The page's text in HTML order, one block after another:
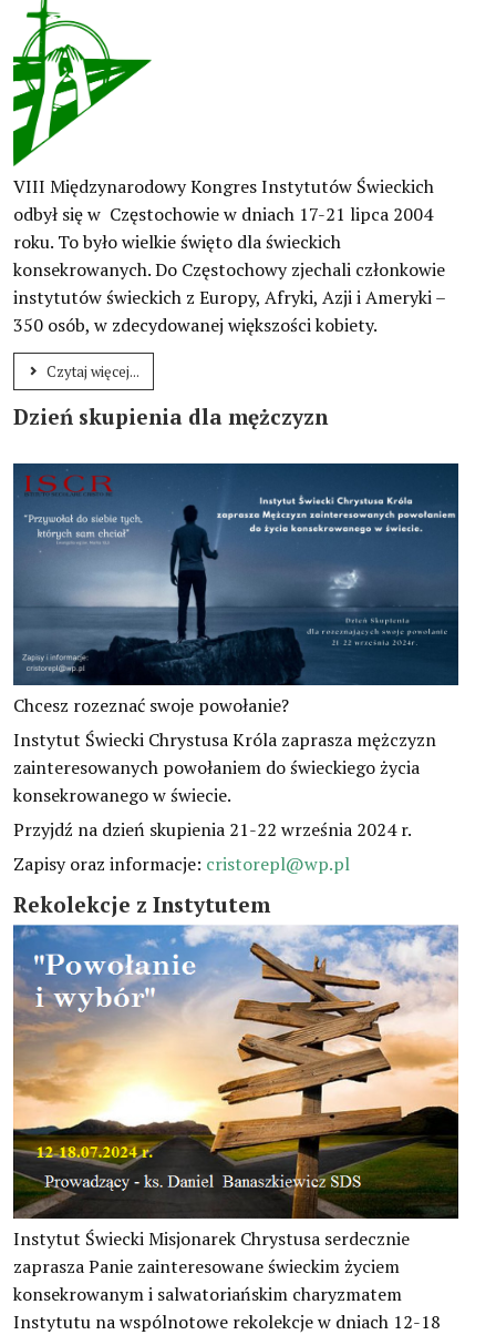
VIII Międzynarodowy Kongres Instytutów Świeckich
odbył się w Częstochowie w dniach 17-21 lipca 2004
roku. To było wielkie święto dla świeckich
konsekrowanych. Do Częstochowy zjechali członkowie
instytutów świeckich z Europy, Afryki, Azji i Ameryki –
350 osób, w zdecydowanej większości kobiety.
Czytaj więcej...
Dzień skupienia dla mężczyzn
Chcesz rozeznać swoje powołanie?
Instytut Świecki Chrystusa Króla zaprasza mężczyzn
zainteresowanych powołaniem do świeckiego życia
konsekrowanego w świecie.
Przyjdź na dzień skupienia 21-22 września 2024 r.
Zapisy oraz informacje: cristorepl@wp.pl
Rekolekcje z Instytutem
Instytut Świecki Misjonarek Chrystusa serdecznie
zaprasza Panie zainteresowane świeckim życiem
konsekrowanym i salwatoriańskim charyzmatem
Instytutu na wspólnotowe rekolekcje w dniach 12-18